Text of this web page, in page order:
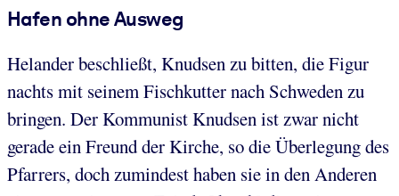
Hafen ohne Ausweg
Helander beschließt, Knudsen zu bitten, die Figur
nachts mit seinem Fischkutter nach Schweden zu
bringen. Der Kommunist Knudsen ist zwar nicht
gerade ein Freund der Kirche, so die Überlegung des
Pfarrers, doch zumindest haben sie in den Anderen